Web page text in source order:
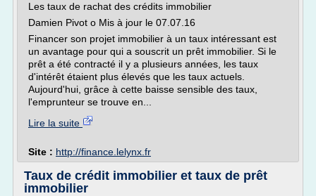
Les taux de rachat des crédits immobilier
Damien Pivot o Mis à jour le 07.07.16
Financer son projet immobilier à un taux intéressant est
un avantage pour qui a souscrit un prêt immobilier. Si le
prêt a été contracté il y a plusieurs années, les taux
d'intérêt étaient plus élevés que les taux actuels.
Aujourd'hui, grâce à cette baisse sensible des taux,
l'emprunteur se trouve en...
Lire la suite
Site : http://finance.lelynx.fr
Taux de crédit immobilier et taux de prêt
immobilier